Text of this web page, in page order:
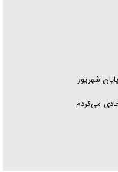
می‌کردم